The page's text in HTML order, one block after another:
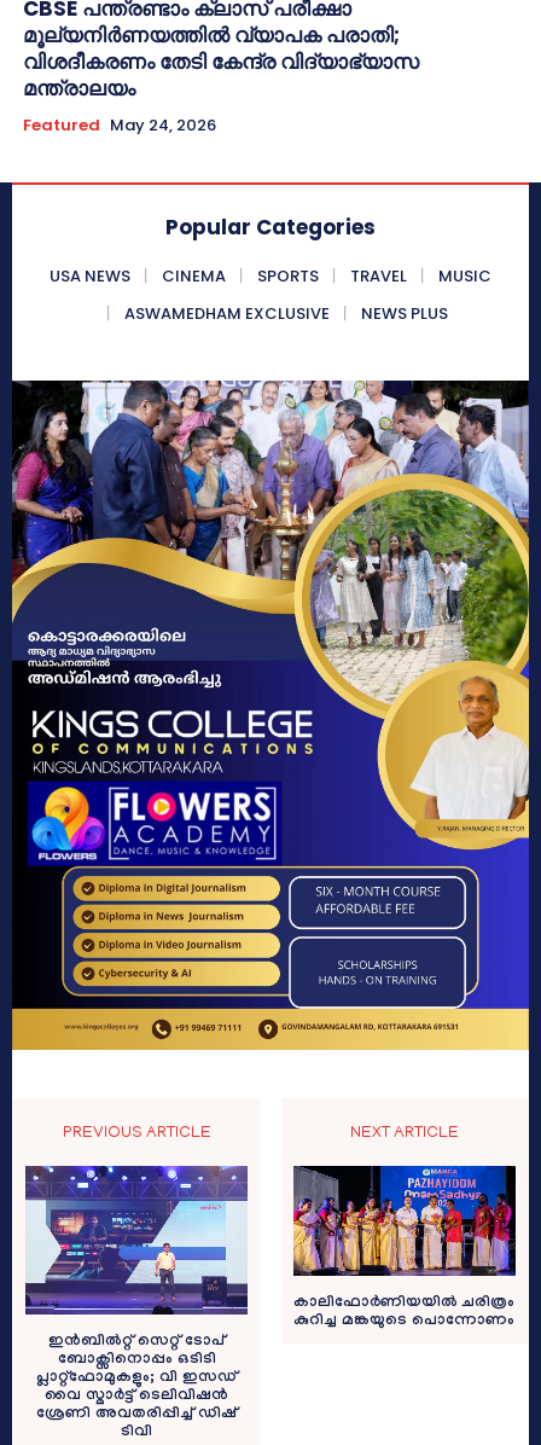
CBSE പന്ത്രണ്ടാം ക്ലാസ് പരീക്ഷാ
മൂല്യനിർണയത്തിൽ വ്യാപക പരാതി;
വിശദീകരണം തേടി കേന്ദ്ര വിദ്യാഭ്യാസ
മന്ത്രാലയം
Featured May 24, 2026
Popular Categories
USA NEWS CINEMA SPORTS TRAVEL
MUSIC
ASWAMEDHAM EXCLUSIVE
NEWS PLUS
PREVIOUS ARTICLE
ഇൻബിൽറ്റ് സെറ്റ് ടോപ്
ബോക്സിനൊപ്പം ഒടിടി
പ്ലാറ്റ്ഫോമുകളും; വി ഇസഡ്
വൈ സ്മാർട്ട് ടെലിവിഷൻ
ശ്രേണി അവതരിപ്പിച്ച് ഡിഷ്
ടിവി
NEXT ARTICLE
കാലിഫോർണിയയിൽ ചരിത്രം
കുറിച്ച മങ്കയുടെ പൊന്നോണം